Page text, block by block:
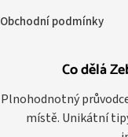
Co dělá
Plnohodnotný
místě. Unikátní
Obchodní podmínky